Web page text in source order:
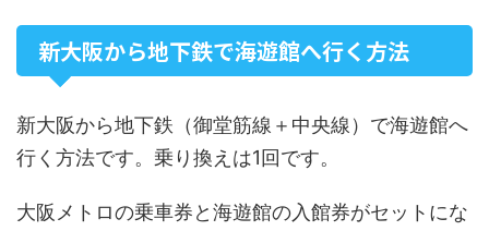
新大阪から地下鉄で海遊館へ行く方法
新大阪から地下鉄（御堂筋線＋中央線）で海遊館へ
行く方法です。乗り換えは1回です。
大阪メトロの乗車券と海遊館の入館券がセットにな